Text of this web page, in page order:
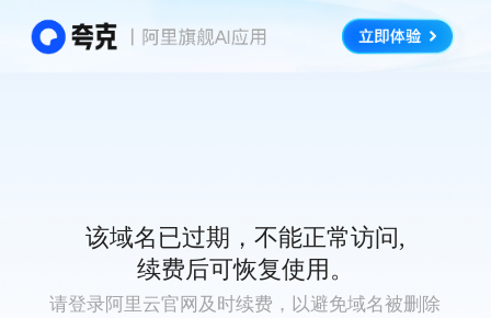
该域名已过期，不能正常访问,
续费后可恢复使用。
请登录阿里云官网及时续费，以避免域名被删除